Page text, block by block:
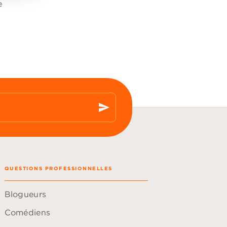
send
QUESTIONS PROFESSIONNELLES
Blogueurs
Comédiens